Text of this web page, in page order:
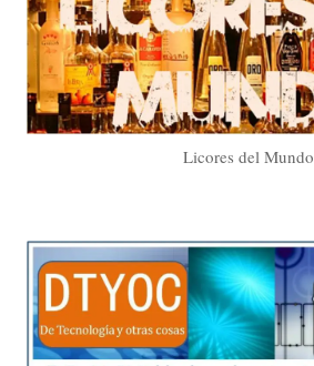
Licores del Mundo